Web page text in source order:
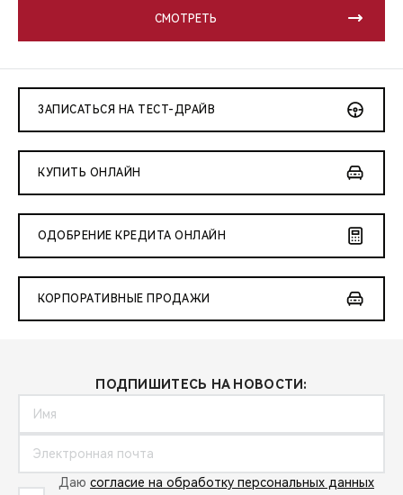
СМОТРЕТЬ
ЗАПИСАТЬСЯ НА ТЕСТ-ДРАЙВ
КУПИТЬ ОНЛАЙН
ОДОБРЕНИЕ КРЕДИТА ОНЛАЙН
КОРПОРАТИВНЫЕ ПРОДАЖИ
ПОДПИШИТЕСЬ НА НОВОСТИ:
Даю согласие на обработку персональных данных